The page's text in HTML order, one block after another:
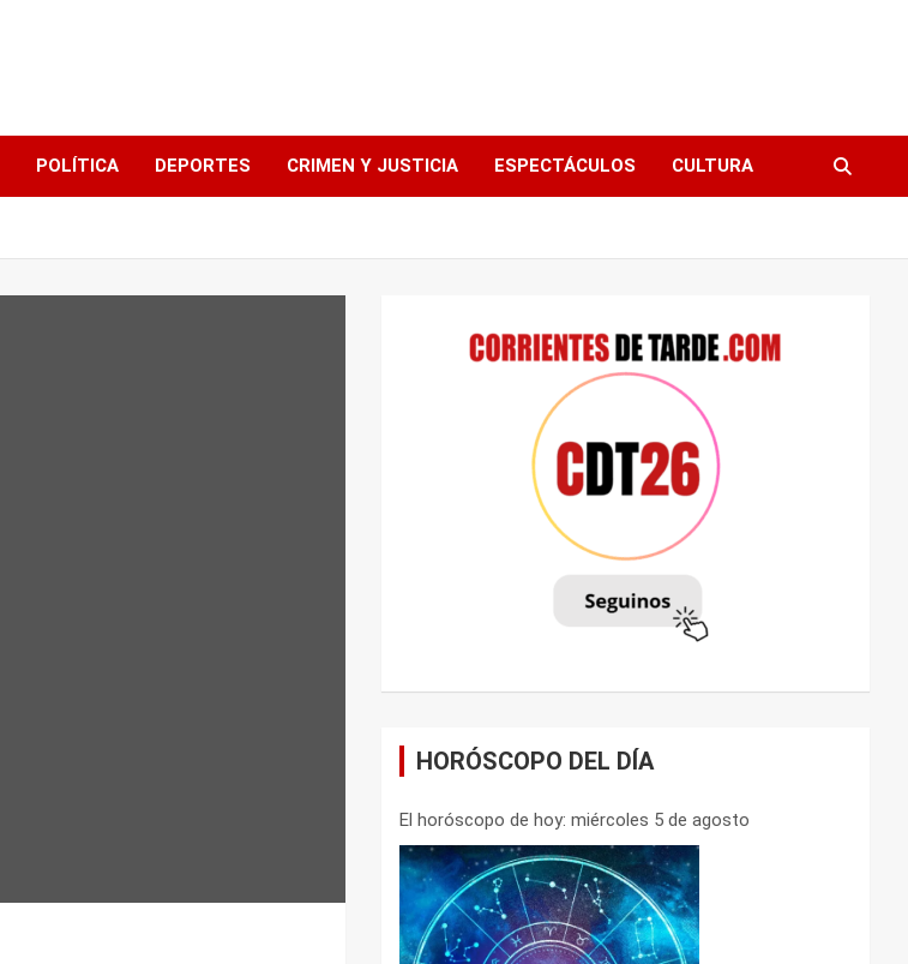
POLÍTICA DEPORTES CRIMEN Y JUSTICIA ESPECTÁCULOS CULTURA
HORÓSCOPO DEL DÍA
El horóscopo de hoy: miércoles 5 de agosto